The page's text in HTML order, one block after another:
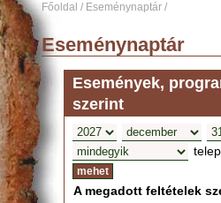
Főoldal / Eseménynaptár /
Eseménynaptár
Események,
szerint
A megadott feltételek